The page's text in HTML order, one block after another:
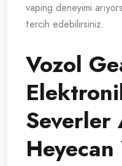
vaping deneyimi
tercih edebilirsiniz.
Vozol
Severler
Heyecan